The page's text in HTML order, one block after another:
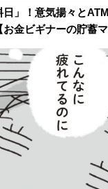
」！意気揚々と
金ビギナーの貯蓄マ